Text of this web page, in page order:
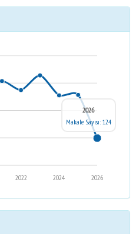
2026
2024
2022
2026
Makale Sayısı: 124